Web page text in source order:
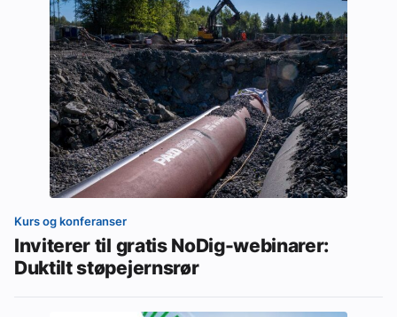
Kurs og konferanser
Inviterer til gratis NoDig-webinarer:
Duktilt støpejernsrør